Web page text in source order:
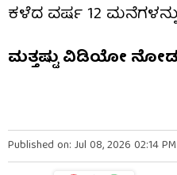
ಕಳೆದ ವರ್ಷ 12 ಮನೆಗಳನ್ನು
ಮತ್ತಷ್ಟು ವಿಡಿಯೋ
Published on: Jul 08, 2026 02:14 PM